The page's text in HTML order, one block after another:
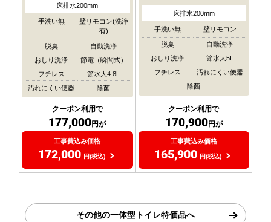
床排水200mm
手洗い無
壁リモコン(洗浄
有)
脱臭
自動洗浄
おしり洗浄
節電（瞬間式）
フチレス
節水大4.8L
汚れにくい便器
除菌
クーポン利用で
177,000円が
工事費込み価格
172,000 円(税込)
床排水200mm
手洗い無 壁リモコン
脱臭
自動洗浄
おしり洗浄
節水大5L
フチレス
汚れにくい便器
除菌
クーポン利用で
170,900円が
工事費込み価格
165,900 円(税込)
その他の一体型トイレ特価品へ